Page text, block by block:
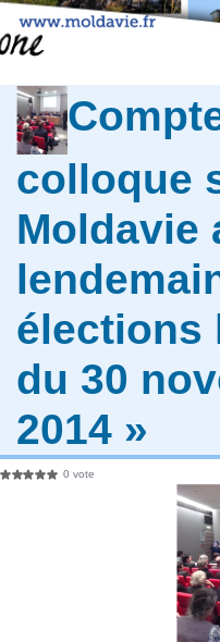
colloque
Moldavie
élections
du 30
2014 »
0 vote